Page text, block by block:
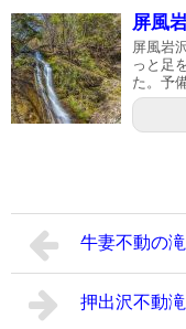
屏風
屏風岩
っと足
た。予
牛妻不動の滝
押出沢不動滝